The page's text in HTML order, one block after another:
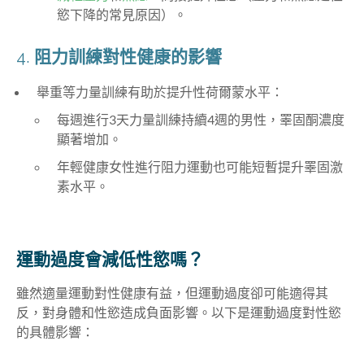
慾下降的常見原因）。
4. 阻力訓練對性健康的影響
舉重等力量訓練有助於提升性荷爾蒙水平：
每週進行3天力量訓練持續4週的男性，睪固酮濃度
顯著增加。
年輕健康女性進行阻力運動也可能短暫提升睪固激
素水平。
運動過度會減低性慾嗎？
雖然適量運動對性健康有益，但運動過度卻可能適得其
反，對身體和性慾造成負面影響。以下是運動過度對性慾
的具體影響：